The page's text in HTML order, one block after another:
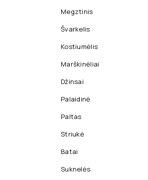
Megztinis
Švarkelis
Kostiumėlis
Marškinėliai
Džinsai
Palaidinė
Paltas
Striukė
Batai
Suknelės